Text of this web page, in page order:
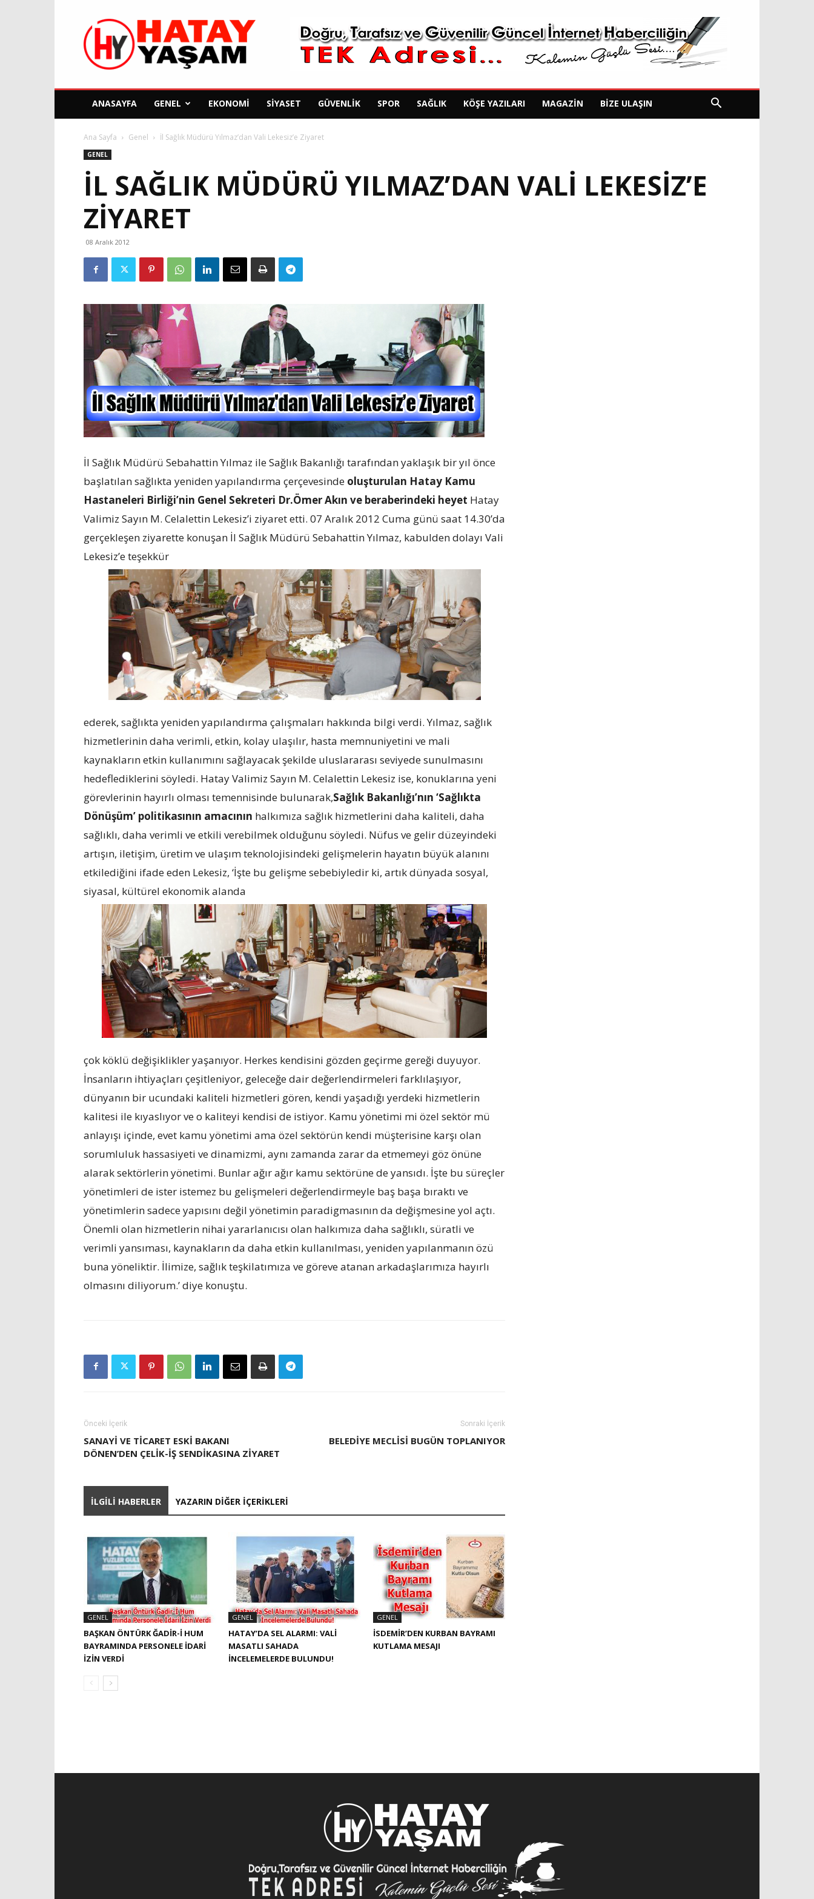
Hatay
Yaşam
Gazetesi
ANASAYFA GENEL EKONOMI SIYASET GÜVENLIK SPOR SAĞLIK KÖŞE YAZILARI MAGAZIN BIZE ULAŞIN
Ana Sayfa Genel İl Sağlık Müdürü Yılmaz’dan Vali Lekesiz’e Ziyaret
GENEL
İL SAĞLIK MÜDÜRÜ YILMAZ’DAN VALI LEKESIZ’E
ZIYARET
08 Aralık 2012
İl Sağlık Müdürü Sebahattin Yılmaz ile Sağlık Bakanlığı tarafından yaklaşık bir yıl önce
başlatılan sağlıkta yeniden yapılandırma çerçevesinde oluşturulan Hatay Kamu
Hastaneleri Birliği’nin Genel Sekreteri Dr.Ömer Akın ve beraberindeki heyet Hatay
Valimiz Sayın M. Celalettin Lekesiz’i ziyaret etti. 07 Aralık 2012 Cuma günü saat 14.30’da
gerçekleşen ziyarette konuşan İl Sağlık Müdürü Sebahattin Yılmaz, kabulden dolayı Vali
Lekesiz’e teşekkür
ederek, sağlıkta yeniden yapılandırma çalışmaları hakkında bilgi verdi. Yılmaz, sağlık
hizmetlerinin daha verimli, etkin, kolay ulaşılır, hasta memnuniyetini ve mali
kaynakların etkin kullanımını sağlayacak şekilde uluslararası seviyede sunulmasını
hedeflediklerini söyledi. Hatay Valimiz Sayın M. Celalettin Lekesiz ise, konuklarına yeni
görevlerinin hayırlı olması temennisinde bulunarak,Sağlık Bakanlığı’nın ‘Sağlıkta
Dönüşüm’ politikasının amacının halkımıza sağlık hizmetlerini daha kaliteli, daha
sağlıklı, daha verimli ve etkili verebilmek olduğunu söyledi. Nüfus ve gelir düzeyindeki
artışın, iletişim, üretim ve ulaşım teknolojisindeki gelişmelerin hayatın büyük alanını
etkilediğini ifade eden Lekesiz, ‘İşte bu gelişme sebebiyledir ki, artık dünyada sosyal,
siyasal, kültürel ekonomik alanda
çok köklü değişiklikler yaşanıyor. Herkes kendisini gözden geçirme gereği duyuyor.
İnsanların ihtiyaçları çeşitleniyor, geleceğe dair değerlendirmeleri farklılaşıyor,
dünyanın bir ucundaki kaliteli hizmetleri gören, kendi yaşadığı yerdeki hizmetlerin
kalitesi ile kıyaslıyor ve o kaliteyi kendisi de istiyor. Kamu yönetimi mi özel sektör mü
anlayışı içinde, evet kamu yönetimi ama özel sektörün kendi müşterisine karşı olan
sorumluluk hassasiyeti ve dinamizmi, aynı zamanda zarar da etmemeyi göz önüne
alarak sektörlerin yönetimi. Bunlar ağır ağır kamu sektörüne de yansıdı. İşte bu süreçler
yönetimleri de ister istemez bu gelişmeleri değerlendirmeyle baş başa bıraktı ve
yönetimlerin sadece yapısını değil yönetimin paradigmasının da değişmesine yol açtı.
Önemli olan hizmetlerin nihai yararlanıcısı olan halkımıza daha sağlıklı, süratli ve
verimli yansıması, kaynakların da daha etkin kullanılması, yeniden yapılanmanın özü
buna yöneliktir. İlimize, sağlık teşkilatımıza ve göreve atanan arkadaşlarımıza hayırlı
olmasını diliyorum.’ diye konuştu.
Önceki İçerik
SANAYI VE TICARET ESKI BAKANI
DÖNEN’DEN ÇELIK-IŞ SENDIKASINA ZIYARET
Sonraki İçerik
BELEDIYE MECLISI BUGÜN TOPLANIYOR
İLGILI HABERLER YAZARIN DIĞER İÇERIKLERI
GENEL
BAŞKAN ÖNTÜRK ĞADIR-İ HUM
BAYRAMINDA PERSONELE İDARI
İZIN VERDI
GENEL
HATAY’DA SEL ALARMI: VALI
MASATLI SAHADA
İNCELEMELERDE BULUNDU!
GENEL
İSDEMIR’DEN KURBAN BAYRAMI
KUTLAMA MESAJI